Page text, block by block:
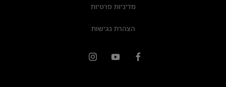
מדיניות פרטיות
הצהרת נגישות